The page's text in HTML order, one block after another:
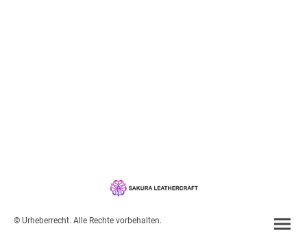
© Urheberrecht. Alle Rechte vorbehalten.